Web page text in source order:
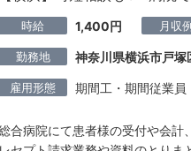
時給 1,400円 月収
勤務地 神奈川県横浜市戸
雇用形態 期間工・期間従業員
合病院にて患者様の受付や会計